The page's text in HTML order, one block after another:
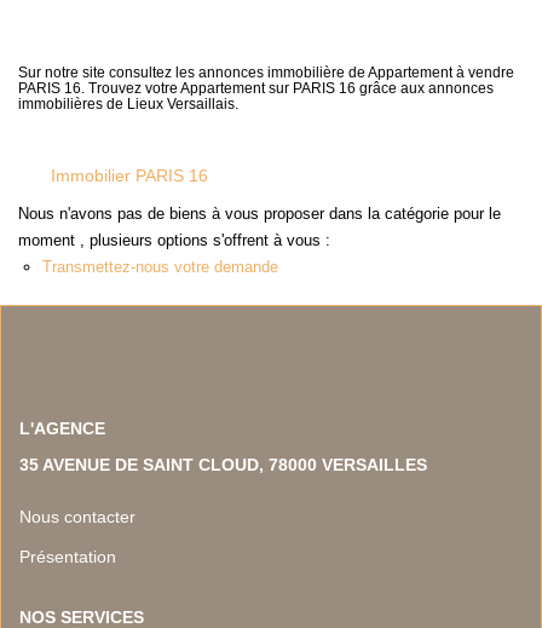
CONTACT
Sur notre site consultez les annonces immobilière de Appartement à vendre
PARIS 16. Trouvez votre Appartement sur PARIS 16 grâce aux annonces
immobilières de Lieux Versaillais.
Immobilier PARIS 16
Nous n'avons pas de biens à vous proposer dans la catégorie pour le
moment , plusieurs options s'offrent à vous :
Transmettez-nous votre demande
L'AGENCE
35 AVENUE DE SAINT CLOUD, 78000 VERSAILLES
Nous contacter
Présentation
NOS SERVICES